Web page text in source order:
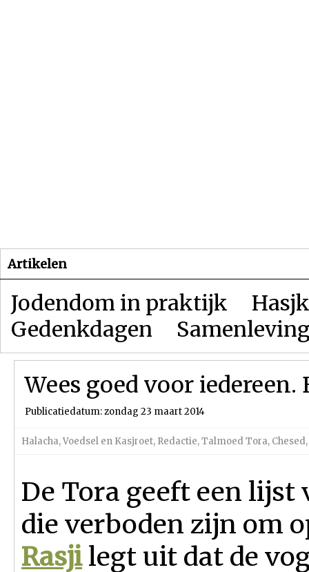
Artikelen
Jodendom in praktijk
Gedenkdagen
Wees goed voor
Publicatiedatum: zondag 23 maart 2014
Halacha,Voedsel en Kasjroet, Redactie,Talmoed Tora, Chesed,
De Tora geeft een lijst
die verboden zijn om
Rasjilegt uit dat de